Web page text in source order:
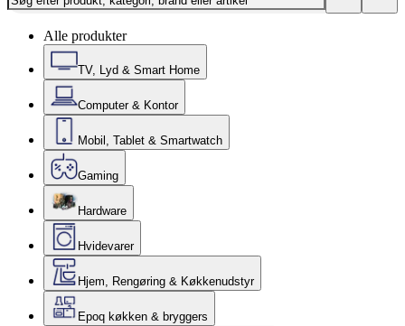
Alle produkter
TV, Lyd & Smart Home
Computer & Kontor
Mobil, Tablet & Smartwatch
Gaming
Hardware
Hvidevarer
Hjem, Rengøring & Køkkenudstyr
Epoq køkken & bryggers